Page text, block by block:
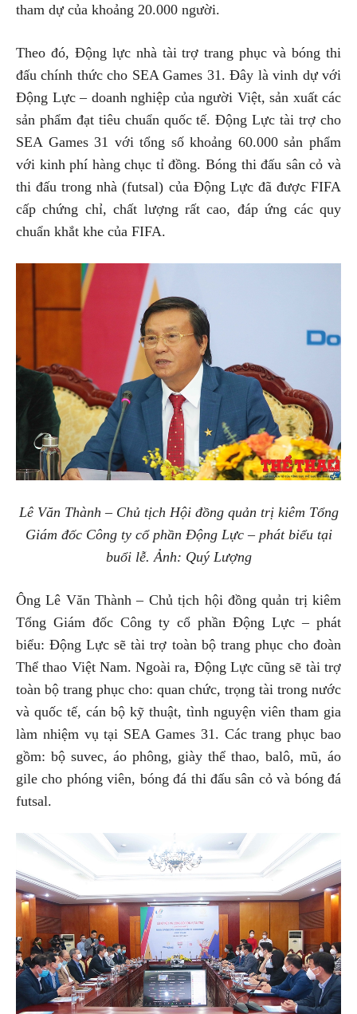
tham dự của khoảng 20.000 người.
Theo đó, Động lực nhà tài trợ trang phục và bóng thi
đấu chính thức cho SEA Games 31. Đây là vinh dự với
Động Lực – doanh nghiệp của người Việt, sản xuất các
sản phẩm đạt tiêu chuẩn quốc tế. Động Lực tài trợ cho
SEA Games 31 với tổng số khoảng 60.000 sản phẩm
với kinh phí hàng chục tỉ đồng. Bóng thi đấu sân cỏ và
thi đấu trong nhà (futsal) của Động Lực đã được FIFA
cấp chứng chỉ, chất lượng rất cao, đáp ứng các quy
chuẩn khắt khe của FIFA.
Lê Văn Thành – Chủ tịch Hội đồng quản trị kiêm Tổng
Giám đốc Công ty cổ phần Động Lực – phát biểu tại
buổi lễ. Ảnh: Quý Lượng
Ông Lê Văn Thành – Chủ tịch hội đồng quản trị kiêm
Tổng Giám đốc Công ty cổ phần Động Lực – phát
biểu: Động Lực sẽ tài trợ toàn bộ trang phục cho đoàn
Thể thao Việt Nam. Ngoài ra, Động Lực cũng sẽ tài trợ
toàn bộ trang phục cho: quan chức, trọng tài trong nước
và quốc tế, cán bộ kỹ thuật, tình nguyện viên tham gia
làm nhiệm vụ tại SEA Games 31. Các trang phục bao
gồm: bộ suvec, áo phông, giày thể thao, balô, mũ, áo
gile cho phóng viên, bóng đá thi đấu sân cỏ và bóng đá
futsal.